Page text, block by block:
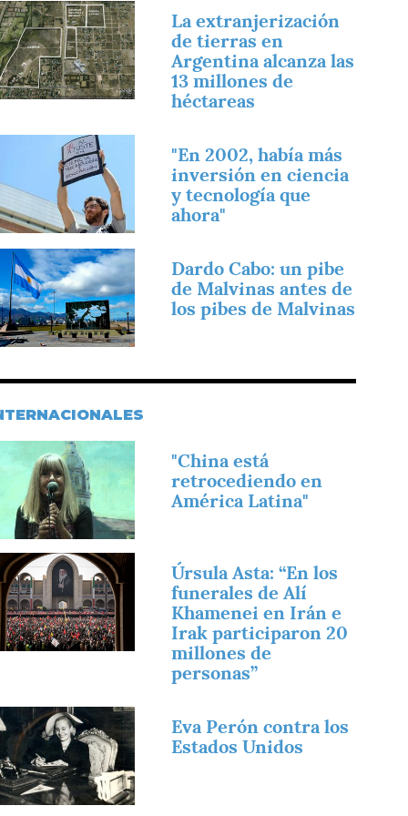
La extranjerización
de tierras en
Argentina alcanza las
13 millones de
héctareas
"En 2002, había más
inversión en ciencia
y tecnología que
ahora"
Dardo Cabo: un pibe
de Malvinas antes de
los pibes de Malvinas
"China está
retrocediendo en
América Latina"
Úrsula Asta: “En los
funerales de Alí
Khamenei en Irán e
Irak participaron 20
millones de
personas”
Eva Perón contra los
Estados Unidos